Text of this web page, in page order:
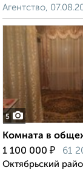
Агентство,
5
Комната в
1 100 000 ₽ 61
Октябрьский